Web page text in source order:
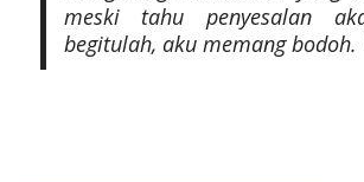
meski tahu penyesalan
begitulah, aku memang bodoh.